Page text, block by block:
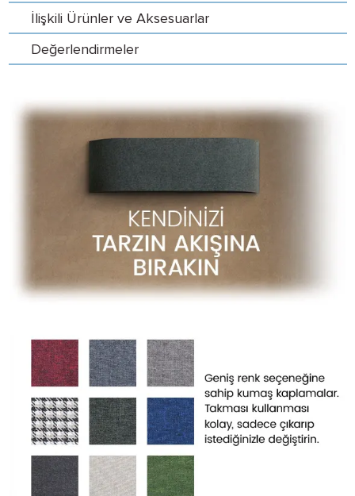
İlişkili Ürünler ve Aksesuarlar
Değerlendirmeler